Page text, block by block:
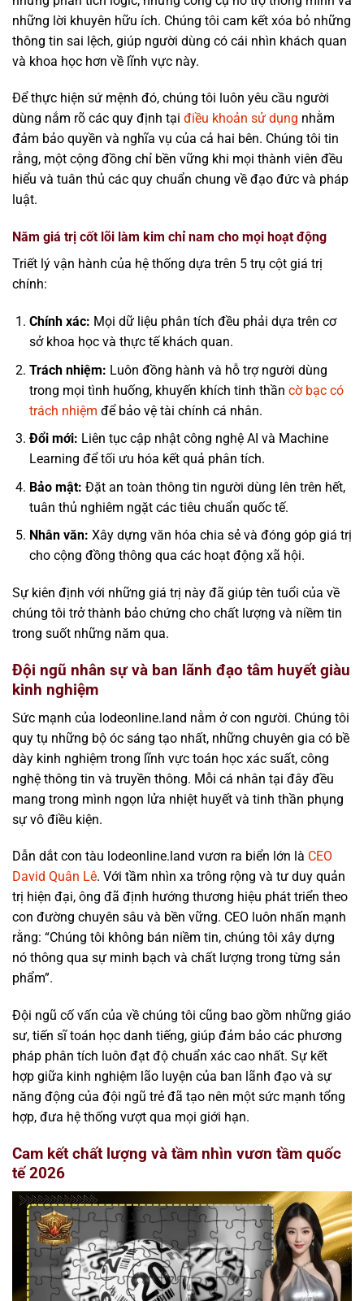
những lời khuyên hữu ích. Chúng tôi cam kết xóa bỏ những
thông tin sai lệch, giúp người dùng có cái nhìn khách quan
và khoa học hơn về lĩnh vực này.
Để thực hiện sứ mệnh đó, chúng tôi luôn yêu cầu người
dùng nắm rõ các quy định tại điều khoản sử dụng nhằm
đảm bảo quyền và nghĩa vụ của cả hai bên. Chúng tôi tin
rằng, một cộng đồng chỉ bền vững khi mọi thành viên đều
hiểu và tuân thủ các quy chuẩn chung về đạo đức và pháp
luật.
Năm giá trị cốt lõi làm kim chỉ nam cho mọi hoạt động
Triết lý vận hành của hệ thống dựa trên 5 trụ cột giá trị
chính:
Chính xác: Mọi dữ liệu phân tích đều phải dựa trên cơ
sở khoa học và thực tế khách quan.
Trách nhiệm: Luôn đồng hành và hỗ trợ người dùng
trong mọi tình huống, khuyến khích tinh thần cờ bạc có
trách nhiệm để bảo vệ tài chính cá nhân.
Đổi mới: Liên tục cập nhật công nghệ AI và Machine
Learning để tối ưu hóa kết quả phân tích.
Bảo mật: Đặt an toàn thông tin người dùng lên trên hết,
tuân thủ nghiêm ngặt các tiêu chuẩn quốc tế.
Nhân văn: Xây dựng văn hóa chia sẻ và đóng góp giá trị
cho cộng đồng thông qua các hoạt động xã hội.
Sự kiên định với những giá trị này đã giúp tên tuổi của về
chúng tôi trở thành bảo chứng cho chất lượng và niềm tin
trong suốt những năm qua.
Đội ngũ nhân sự và ban lãnh đạo tâm huyết giàu
kinh nghiệm
Sức mạnh của lodeonline.land nằm ở con người. Chúng tôi
quy tụ những bộ óc sáng tạo nhất, những chuyên gia có bề
dày kinh nghiệm trong lĩnh vực toán học xác suất, công
nghệ thông tin và truyền thông. Mỗi cá nhân tại đây đều
mang trong mình ngọn lửa nhiệt huyết và tinh thần phụng
sự vô điều kiện.
Dẫn dắt con tàu lodeonline.land vươn ra biển lớn là CEO
David Quân Lê. Với tầm nhìn xa trông rộng và tư duy quản
trị hiện đại, ông đã định hướng thương hiệu phát triển theo
con đường chuyên sâu và bền vững. CEO luôn nhấn mạnh
rằng: “Chúng tôi không bán niềm tin, chúng tôi xây dựng
nó thông qua sự minh bạch và chất lượng trong từng sản
phẩm”.
Đội ngũ cố vấn của về chúng tôi cũng bao gồm những giáo
sư, tiến sĩ toán học danh tiếng, giúp đảm bảo các phương
pháp phân tích luôn đạt độ chuẩn xác cao nhất. Sự kết
hợp giữa kinh nghiệm lão luyện của ban lãnh đạo và sự
năng động của đội ngũ trẻ đã tạo nên một sức mạnh tổng
hợp, đưa hệ thống vượt qua mọi giới hạn.
Cam kết chất lượng và tầm nhìn vươn tầm quốc
tế 2026